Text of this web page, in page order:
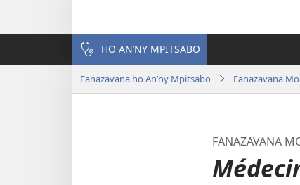
HO AN’NY MPITSABO
Fanazavana ho An’ny Mpitsabo Fanazavana
FANAZAVANA